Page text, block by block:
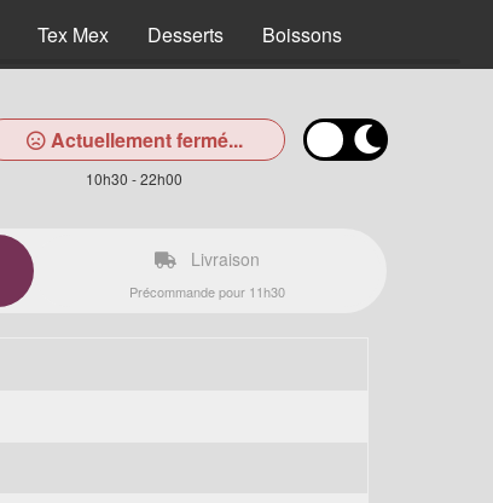
Tex Mex Desserts Boissons
Actuellement fermé...
10h30 - 22h00
Livraison
Précommande pour 11h30